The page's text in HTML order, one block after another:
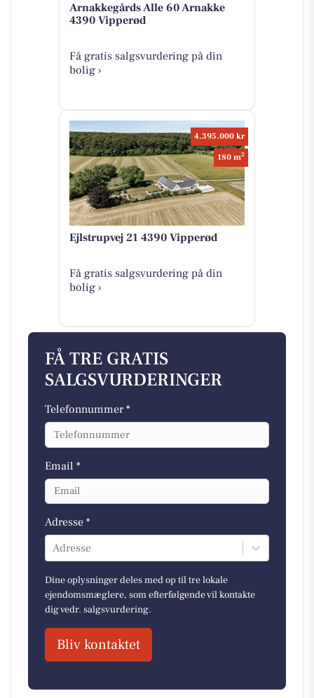
Arnakkegårds Alle 60 Arnakke
4390 Vipperød
Få gratis salgsvurdering på din
bolig ›
4.395.000 kr
180 m2
Ejlstrupvej 21 4390 Vipperød
Få gratis salgsvurdering på din
bolig ›
FÅ TRE GRATIS
SALGSVURDERINGER
Telefonnummer *
Email *
Adresse *
Adresse
Dine oplysninger deles med op til tre lokale
ejendomsmæglere, som efterfølgende vil kontakte
dig vedr. salgsvurdering.
Bliv kontaktet